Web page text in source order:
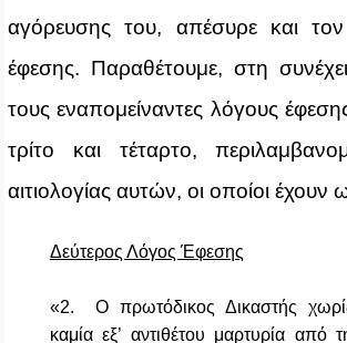
αγόρευσης του, απέσυρε και
έφεσης. Παραθέτουμε, στη
τους εναπομείναντες λόγους
τρίτο και τέταρτο,
αιτιολογίας αυτών, οι οποίοι
Δεύτερος Λόγος Έφεσης
«2. Ο πρωτόδικος Δικαστής
καμία εξ’ αντιθέτου μαρτυρία από